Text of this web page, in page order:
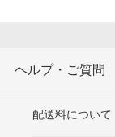
ヘルプ・ご質問
配送料について